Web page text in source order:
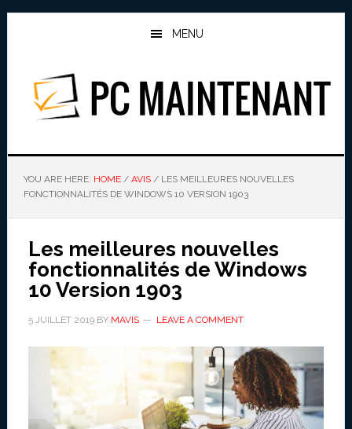
Skip
Skip
MENU
PC MAINTENANT
YOU ARE HERE: HOME / AVIS /LES MEILLEURES NOUVELLES
FONCTIONNALITÉS DE WINDOWS 10 VERSION 1903
Les meilleures nouvelles
fonctionnalités de Windows
10 Version 1903
5 JUILLET 2019BY MAVIS LEAVE A COMMENT